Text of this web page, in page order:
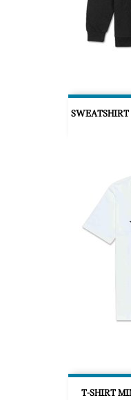
SWEATSHIRT
T-SHIRT